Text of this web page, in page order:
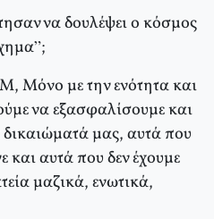
να δουλέψει ο κόσμος
Μόνο με την ενότητα και
να εξασφαλίσουμε και
μας, αυτά που
και αυτά που δεν έχουμε
μαζικά, ενωτικά,